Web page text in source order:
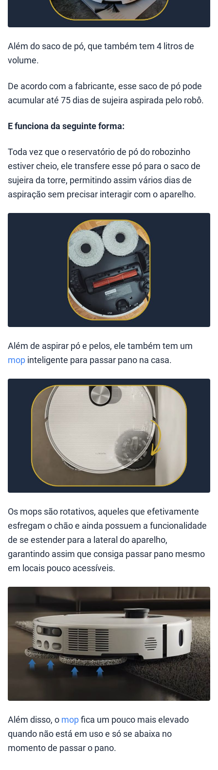
Além do saco de pó, que também tem 4 litros de
volume.
De acordo com a fabricante, esse saco de pó pode
acumular até 75 dias de sujeira aspirada pelo robô.
E funciona da seguinte forma:
Toda vez que o reservatório de pó do robozinho
estiver cheio, ele transfere esse pó para o saco de
sujeira da torre, permitindo assim vários dias de
aspiração sem precisar interagir com o aparelho.
Além de aspirar pó e pelos, ele também tem um
mop inteligente para passar pano na casa.
Os mops são rotativos, aqueles que efetivamente
esfregam o chão e ainda possuem a funcionalidade
de se estender para a lateral do aparelho,
garantindo assim que consiga passar pano mesmo
em locais pouco acessíveis.
Além disso, o mopfica um pouco mais elevado
quando não está em uso e só se abaixa no
momento de passar o pano.